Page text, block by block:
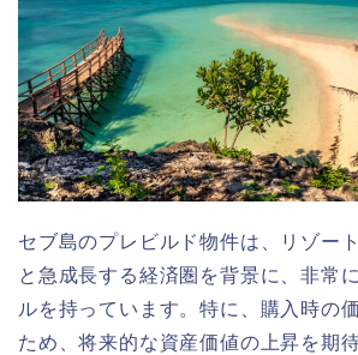
セブ島のプレビルド物件は、リゾー
と急成長する経済圏を背景に、非常
ルを持っています。特に、購入時の
ため、将来的な資産価値の上昇を期